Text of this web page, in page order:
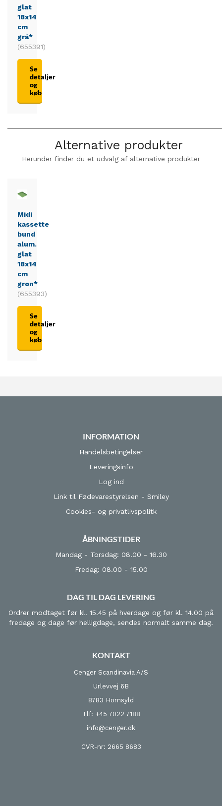
glat
18x14
cm
grå*
(655391)
Se
detaljer
og
køb
Alternative produkter
Herunder finder du et udvalg af alternative produkter
Midi
kassette
bund
alum.
glat
18x14
cm
grøn*
(655393)
Se
detaljer
og
køb
INFORMATION
Handelsbetingelser
Leveringsinfo
Log ind
Link til Fødevarestyrelsen - Smiley
Cookies- og privatlivspolitk
ÅBNINGSTIDER
Mandag - Torsdag: 08.00 - 16.30
Fredag: 08.00 - 15.00
DAG TIL DAG LEVERING
Ordrer modtaget før kl. 15.45 på hverdage og før kl. 14.00 på
fredage og dage før helligdage, sendes normalt samme dag.
KONTAKT
Cenger Scandinavia A/S
Urlevvej 6B
8783 Hornsyld
Tlf: +45 7022 7188
info@cenger.dk
CVR-nr: 2665 8683